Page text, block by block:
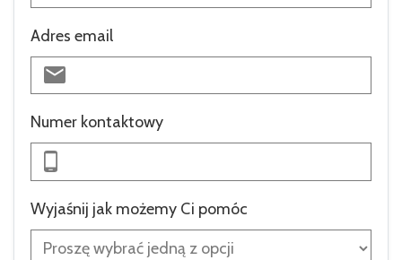
Adres email
Numer kontaktowy
Wyjaśnij jak możemy Ci pomóc